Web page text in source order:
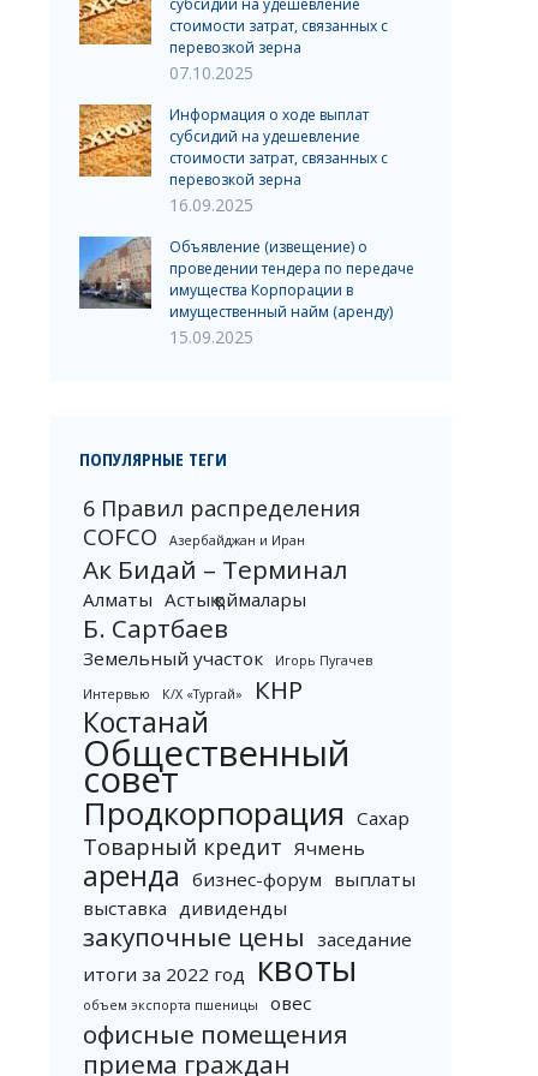
субсидий на удешевление
стоимости затрат, связанных с
перевозкой зерна
07.10.2025
Информация о ходе выплат
субсидий на удешевление
стоимости затрат, связанных с
перевозкой зерна
16.09.2025
Объявление (извещение) о
проведении тендера по передаче
имущества Корпорации в
имущественный найм (аренду)
15.09.2025
ПОПУЛЯРНЫЕ ТЕГИ
6 Правил распределения
COFCO
Азербайджан и Иран
Ак Бидай – Терминал
Алматы Астық қоймалары
Б. Сартбаев
Земельный участок
Игорь Пугачев
Интервью
К/Х «Тургай» КНР
Костанай
Общественный
совет
Продкорпорация Сахар
Товарный кредит Ячмень
аренда бизнес-форум выплаты
выставка дивиденды
закупочные цены заседание
итоги за 2022 год
квоты
объем экспорта пшеницы овес
офисные помещения
приема граждан